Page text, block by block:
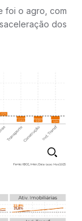
foi o agro, com
dos